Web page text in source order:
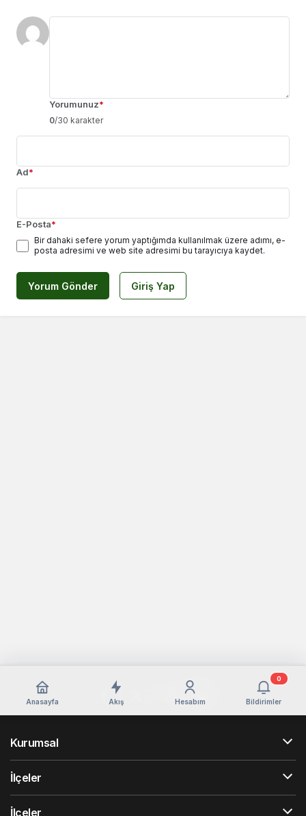
Yorumunuz*
0/30 karakter
Ad*
E-Posta*
Bir dahaki sefere yorum yaptığımda kullanılmak üzere adımı, e-
posta adresimi ve web site adresimi bu tarayıcıya kaydet.
Yorum Gönder Giriş Yap
Anasayfa Akış Hesabım Bildirimler
0
Kurumsal
İlçeler
İlçeler